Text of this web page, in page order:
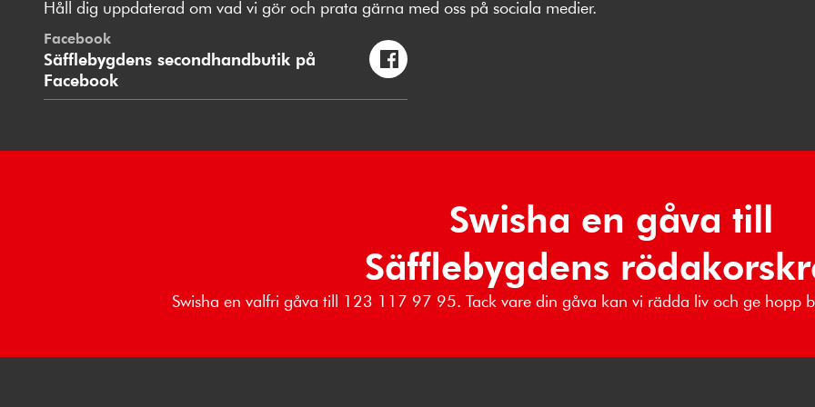
Håll dig uppdaterad om vad vi gör och prata gärna med oss på sociala medier.
Facebook
Säfflebygdens secondhandbutik på
Facebook
Swisha en gåva till
Säfflebygdens
Swisha en valfri gåva till 123 117 97 95. Tack vare din gåva kan vi rädda liv och ge hopp